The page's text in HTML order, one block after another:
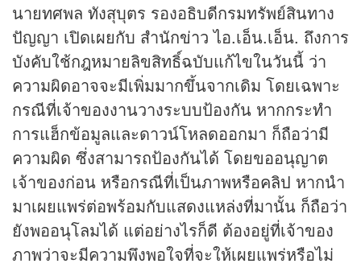
นายทศพล ทังสุบุตร รองอธิบดีกรมทรัพย์สินทาง
ปัญญา เปิดเผยกับ สำนักข่าวไอ.เอ็น.เอ็น. ถึงการ
บังคับใช้กฎหมายลิขสิทธิ์ฉบับแก้ไขในวันนี้ ว่า
ความผิดอาจจะมีเพิ่มมากขึ้นจากเดิม โดยเฉพาะ
กรณีที่เจ้าของงานวางระบบป้องกัน หากกระทำ
การแฮ็กข้อมูลและดาวน์โหลดออกมา ก็ถือว่ามี
ความผิด ซึ่งสามารถป้องกันได้ โดยขออนุญาต
เจ้าของก่อน หรือกรณีที่เป็นภาพหรือคลิป หากนำ
มาเผยแพร่ต่อพร้อมกับแสดงแหล่งที่มานั้น ก็ถือว่า
ยังพออนุโลมได้ แต่อย่างไรก็ดี ต้องอยู่ที่เจ้าของ
ภาพว่าจะมีความพึงพอใจที่จะให้เผยแพร่หรือไม่